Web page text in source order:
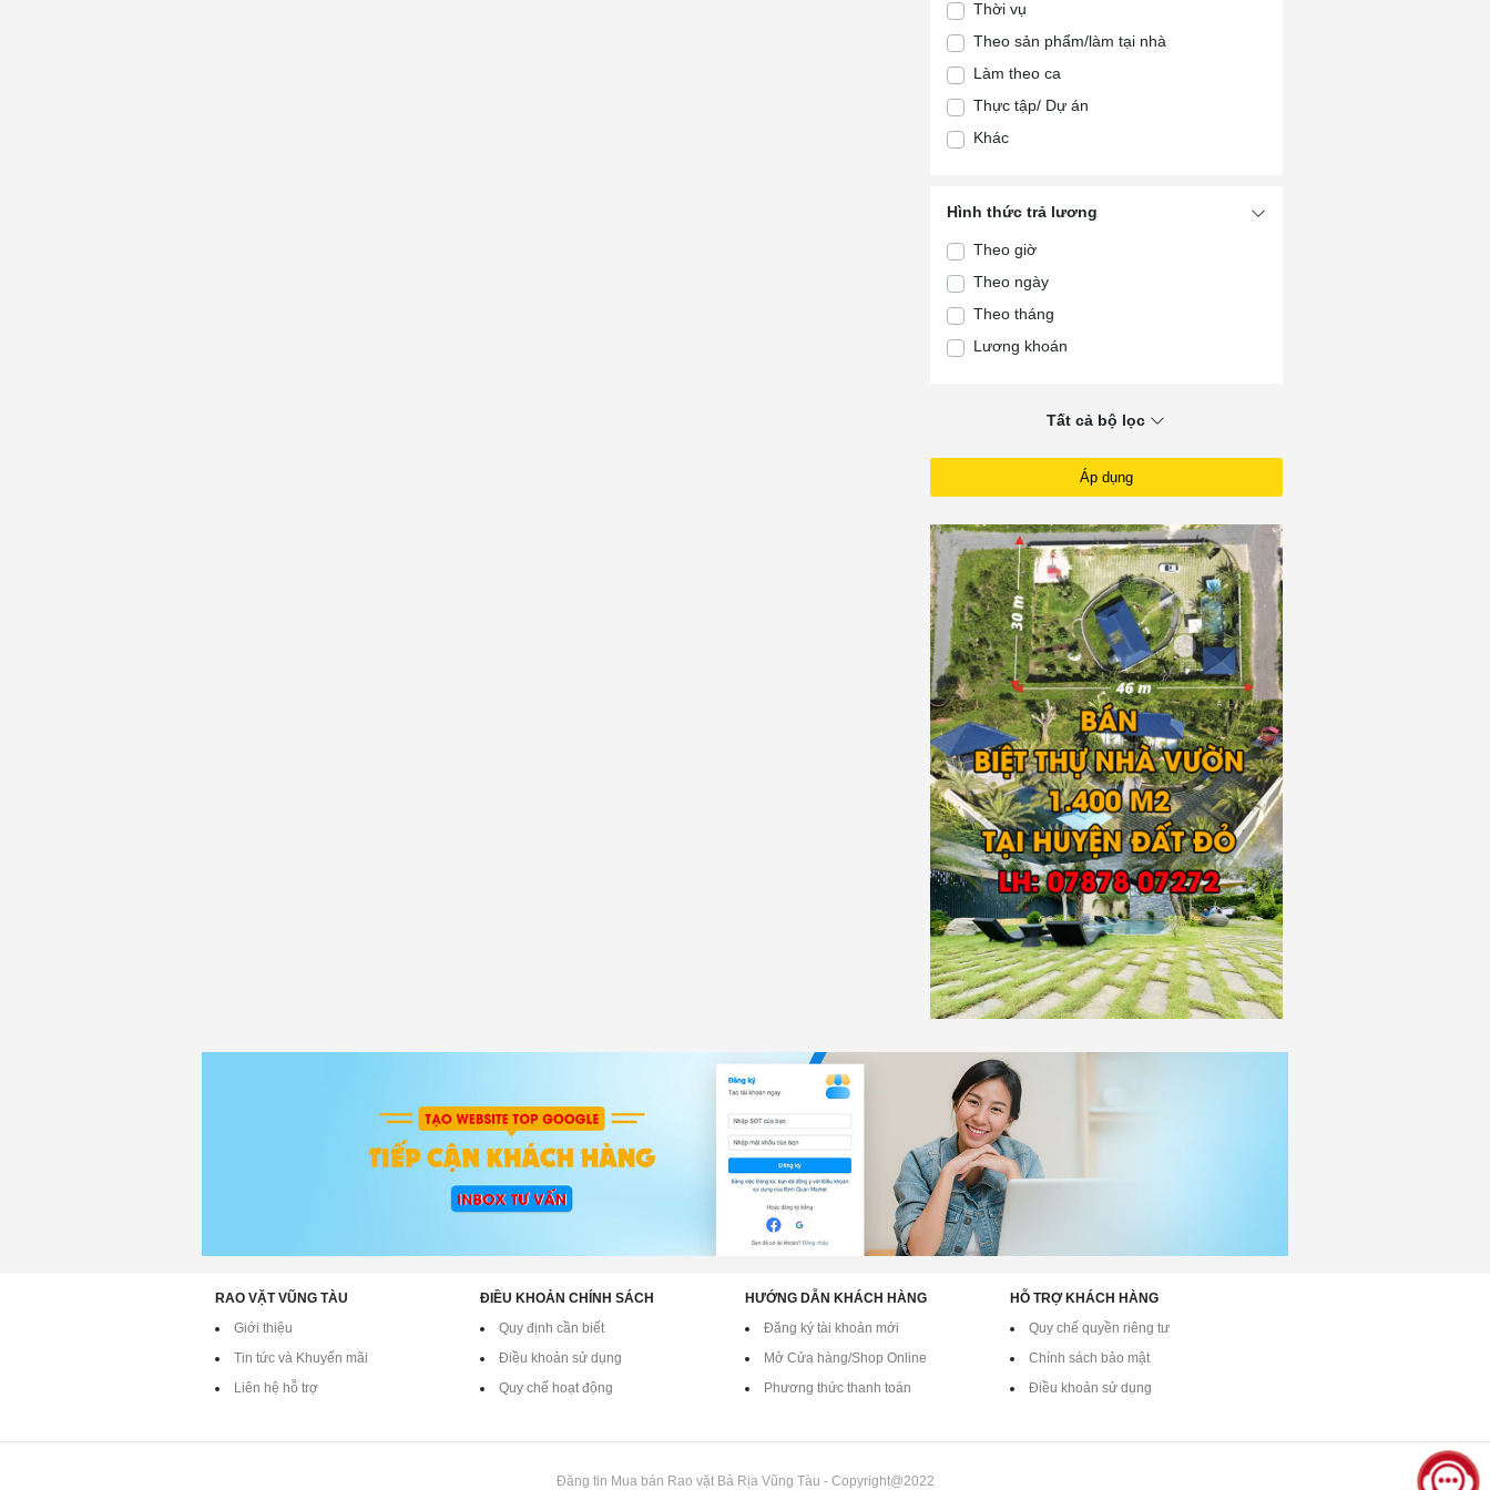
Hành chính/Thư ký/Trợ lý
Tài chính/Kế toán/Kiểm toán
Thợ Dệt/May/Da giày
Thợ sửa chữa các loại
Thợ sắt/hàn/cơ khí
Thợ xây/Thợ hồ
Thời vụ
Theo sản phẩm/làm tại nhà
Làm theo ca
Thực tập/ Dự án
Khác
Hình thức trả lương
Theo giờ
Theo ngày
Theo tháng
Lương khoán
Tất cả bộ lọc
Áp dụng
RAO VẶT VŨNG TÀU
Giới thiệu
Tin tức và Khuyến mãi
Liên hệ hỗ trợ
ĐIỀU KHOẢN CHÍNH SÁCH
Quy định cần biết
Điều khoản sử dụng
Quy chế hoạt động
HƯỚNG DẪN KHÁCH HÀNG
Đăng ký tài khoản mới
Mở Cửa hàng/Shop Online
Phương thức thanh toán
HỖ TRỢ KHÁCH HÀNG
Quy chế quyền riêng tư
Chính sách bảo mật
Điều khoản sử dụng
Đăng tin Mua bán Rao vặt Bà Rịa Vũng Tàu - Copyright@2022